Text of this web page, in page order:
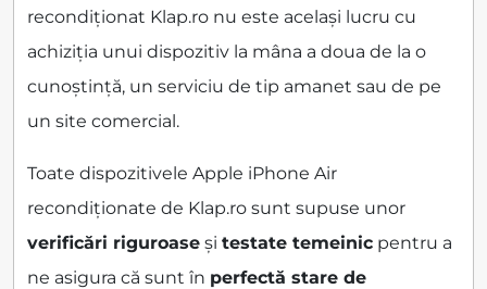
recondiționat Klap.ro nu este același lucru cu
achiziția unui dispozitiv la mâna a doua de la o
cunoștință, un serviciu de tip amanet sau de pe
un site comercial.
Toate dispozitivele Apple iPhone Air
recondiționate de Klap.ro sunt supuse unor
verificări riguroase și testate temeinic pentru a
ne asigura că sunt în perfectă stare de